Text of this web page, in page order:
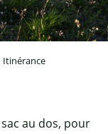
Itinérance
au dos, pour